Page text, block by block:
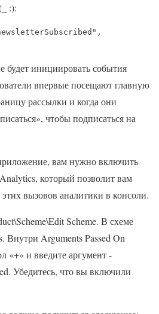
:):
,
будет инициировать события
впервые посещают главную
рассылки и когда они
чтобы подписаться на
вам нужно включить
который позволит вам
этих вызовов аналитики в консоли.
Scheme. В схеме
Внутри Arguments Passed On
«+» и введите аргумент -
Убедитесь, что вы включили